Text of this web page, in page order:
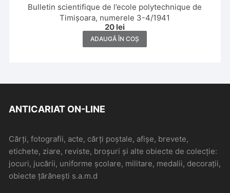
Bulletin scientifique de l’ecole polytechnique de
Timișoara, numerele 3-4/1941
20 lei
ADAUGĂ ÎN COȘ
ANTICARIAT ON-LINE
Cărți, fotografii, acte, cărți poștale, afișe, brevete,
etichete, ziare, reviste, broșuri și alte obiecte de colecție:
jocuri, jucării, uniforme școlare, militare, medalii, decorații,
obiecte țărănești s.a.m.d